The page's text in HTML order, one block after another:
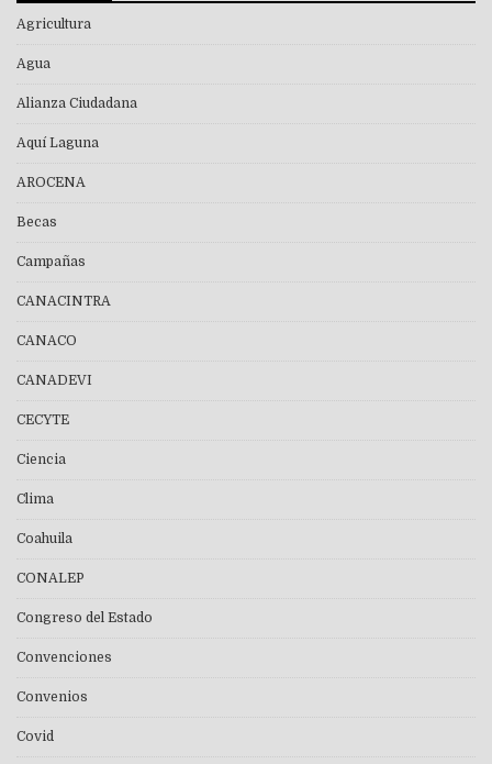
Agricultura
Agua
Alianza Ciudadana
Aquí Laguna
AROCENA
Becas
Campañas
CANACINTRA
CANACO
CANADEVI
CECYTE
Ciencia
Clima
Coahuila
CONALEP
Congreso del Estado
Convenciones
Convenios
Covid